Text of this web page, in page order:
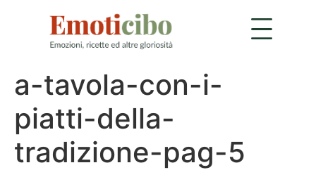
a-tavola-con-i-
piatti-della-
tradizione-pag-5